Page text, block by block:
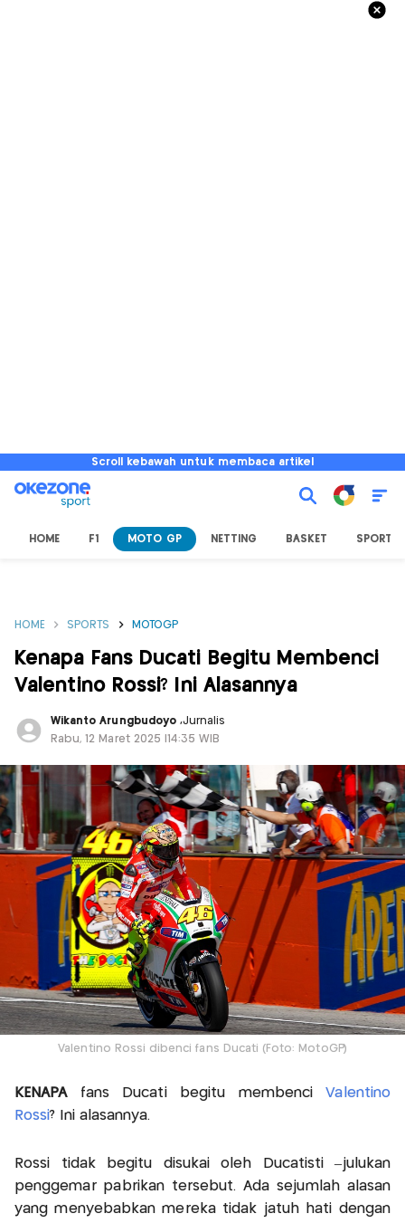
Scroll kebawah untuk membaca artikel
HOME F1 MOTO GP NETTING BASKET SPORT
HOME SPORTS MOTOGP
Kenapa Fans Ducati Begitu Membenci
Valentino Rossi? Ini Alasannya
Wikanto Arungbudoyo ,Jurnalis
Rabu, 12 Maret 2025 |14:35 WIB
Valentino Rossi dibenci fans Ducati (Foto: MotoGP)
KENAPAfans Ducati begitu membenciValentino
Rossi? Ini alasannya.
Rossi tidak begitu disukai oleh Ducatisti –julukan
penggemar pabrikan tersebut. Ada sejumlah alasan
yang menyebabkan mereka tidak jatuh hati dengan